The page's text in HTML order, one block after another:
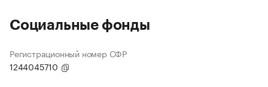
Социальные фонды
Регистрационный номер СФР
1244045710